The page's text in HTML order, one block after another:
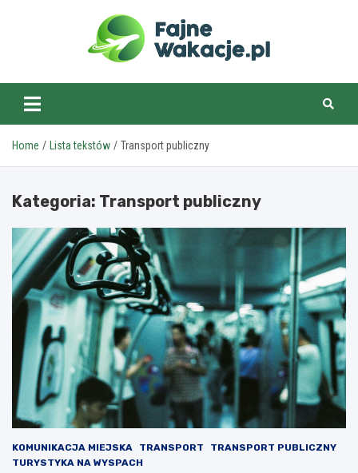
fajnewakacje.pl
Home Lista tekstów Transport publiczny
Kategoria: Transport publiczny
KOMUNIKACJA MIEJSKA TRANSPORT
TRANSPORT PUBLICZNY
TURYSTYKA NA WYSPACH